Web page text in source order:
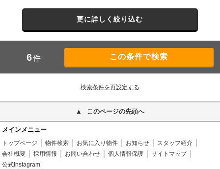
更に詳しく絞り込む
6件
検索条件を再設定する
このページの先頭へ
メインメニュー
トップページ 物件検索 お気に入り物件 お知らせ
スタッフ紹介
会社概要
採用情報 お問い合わせ 個人情報保護
サイトマップ
公式Instagram